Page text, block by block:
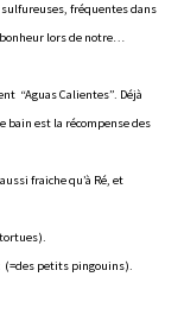
sulfureuses, fréquentes dans
bonheur lors de notre…
“Aguas Calientes”. Déjà
bain est la récompense des
fraiche qu’à Ré, et
tortues).
(=des petits pingouins).